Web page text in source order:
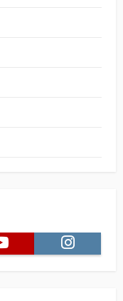
Youtube Instagram